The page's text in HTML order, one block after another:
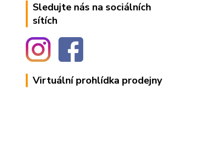
Sledujte nás na sociálních
sítích
Virtuální prohlídka prodejny